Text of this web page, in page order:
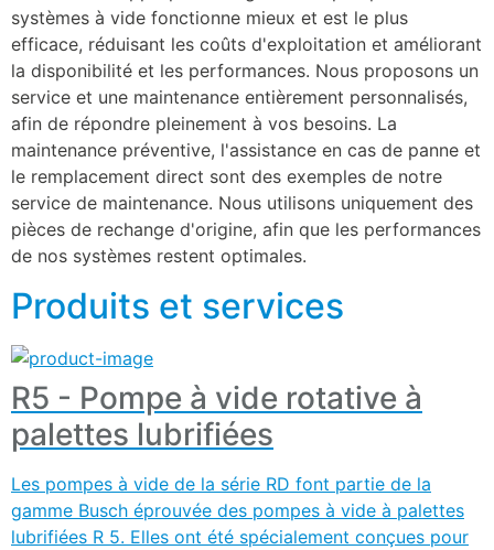
systèmes à vide fonctionne mieux et est le plus
efficace, réduisant les coûts d'exploitation et améliorant
la disponibilité et les performances. Nous proposons un
service et une maintenance entièrement personnalisés,
afin de répondre pleinement à vos besoins. La
maintenance préventive, l'assistance en cas de panne et
le remplacement direct sont des exemples de notre
service de maintenance. Nous utilisons uniquement des
pièces de rechange d'origine, afin que les performances
de nos systèmes restent optimales.
Produits et services
R5 - Pompe à vide rotative à
palettes lubrifiées
Les pompes à vide de la série RD font partie de la
gamme Busch éprouvée des pompes à vide à palettes
lubrifiées R 5. Elles ont été spécialement conçues pour